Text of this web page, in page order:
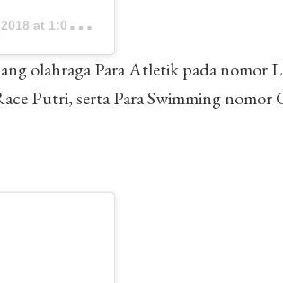
at 1:02am PDT
olahraga Para Atletik pada nomor
Putri, serta Para Swimming nomor